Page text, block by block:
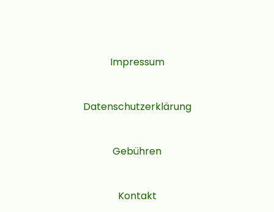
Impressum
Datenschutzerklärung
Gebühren
Kontakt